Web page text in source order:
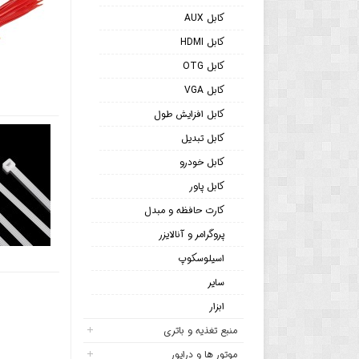
کابل AUX
کابل HDMI
کابل OTG
کابل VGA
کابل افزایش طول
کابل تبدیل
کابل خودرو
کابل پاور
کارت حافظه و مبدل
پروگرامر و آنالایزر
اسیلوسکوپ
سایر
ابزار
منبع تغذیه و باتری
موتور ها و درایور